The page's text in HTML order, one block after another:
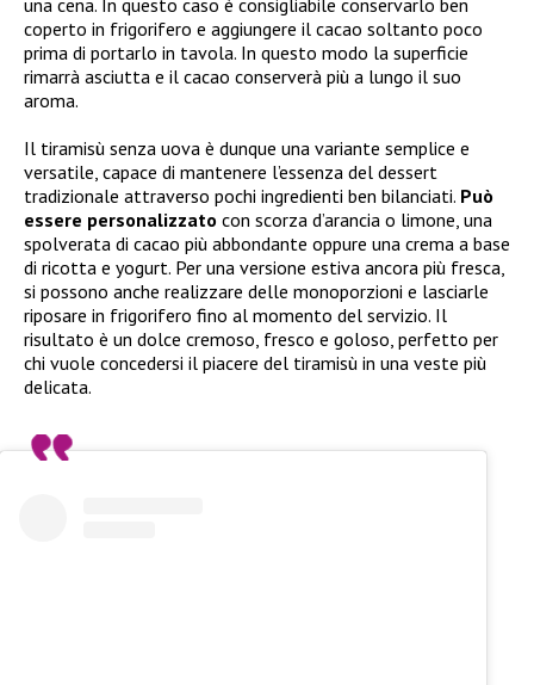
coperto in frigorifero e aggiungere il cacao soltanto poco
prima di portarlo in tavola. In questo modo la superficie
rimarrà asciutta e il cacao conserverà più a lungo il suo
aroma.
Il tiramisù senza uova è dunque una variante semplice e
versatile, capace di mantenere l’essenza del dessert
tradizionale attraverso pochi ingredienti ben bilanciati. Può
essere personalizzato con scorza d’arancia o limone, una
spolverata di cacao più abbondante oppure una crema a base
di ricotta e yogurt. Per una versione estiva ancora più fresca,
si possono anche realizzare delle monoporzioni e lasciarle
riposare in frigorifero fino al momento del servizio. Il
risultato è un dolce cremoso, fresco e goloso, perfetto per
chi vuole concedersi il piacere del tiramisù in una veste più
delicata.